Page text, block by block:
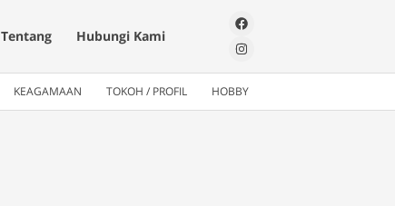
Tentang Hubungi Kami
KEAGAMAAN TOKOH / PROFIL HOBBY